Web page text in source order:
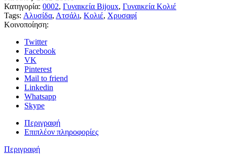
Κατηγορία: 0002, Γυναικεία Bijoux, Γυναικεία Κολιέ
Tags: Αλυσίδα, Ατσάλι, Κολιέ, Χρυσαφί
Κοινοποίηση:
Twitter
Facebook
VK
Pinterest
Mail to friend
Linkedin
Whatsapp
Skype
Περιγραφή
Επιπλέον πληροφορίες
Περιγραφή